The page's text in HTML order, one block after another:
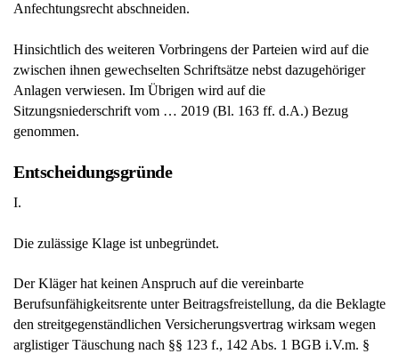
Anfechtungsrecht abschneiden.
Hinsichtlich des weiteren Vorbringens der Parteien wird auf die
zwischen ihnen gewechselten Schriftsätze nebst dazugehöriger
Anlagen verwiesen. Im Übrigen wird auf die
Sitzungsniederschrift vom … 2019 (Bl. 163 ff. d.A.) Bezug
genommen.
Entscheidungsgründe
I.
Die zulässige Klage ist unbegründet.
Der Kläger hat keinen Anspruch auf die vereinbarte
Berufsunfähigkeitsrente unter Beitragsfreistellung, da die Beklagte
den streitgegenständlichen Versicherungsvertrag wirksam wegen
arglistiger Täuschung nach §§ 123 f., 142 Abs. 1 BGB i.V.m. §